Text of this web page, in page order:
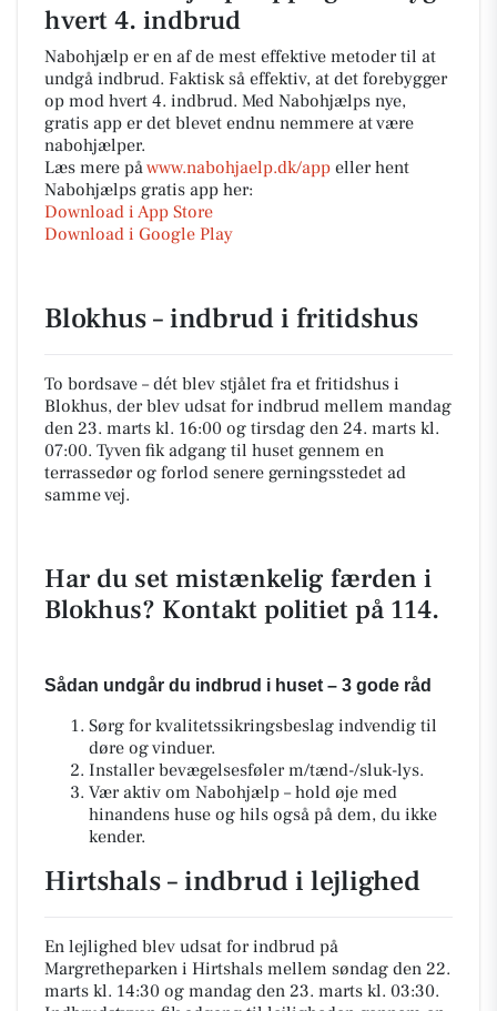
hvert 4. indbrud
Nabohjælp er en af de mest effektive metoder til at
undgå indbrud. Faktisk så effektiv, at det forebygger
op mod hvert 4. indbrud. Med Nabohjælps nye,
gratis app er det blevet endnu nemmere at være
nabohjælper.
Læs mere påwww.nabohjaelp.dk/app eller hent
Nabohjælps gratis app her:
Download i App Store
Download i Google Play
Blokhus – indbrud i fritidshus
To bordsave – dét blev stjålet fra et fritidshus i
Blokhus, der blev udsat for indbrud mellem mandag
den 23. marts kl. 16:00 og tirsdag den 24. marts kl.
07:00. Tyven fik adgang til huset gennem en
terrassedør og forlod senere gerningsstedet ad
samme vej.
Har du set mistænkelig færden i
Blokhus? Kontakt politiet på 114.
Sådan undgår du indbrud i huset – 3 gode råd
Sørg for kvalitetssikringsbeslag indvendig til
døre og vinduer.
Installer bevægelsesføler m/tænd-/sluk-lys.
Vær aktiv om Nabohjælp – hold øje med
hinandens huse og hils også på dem, du ikke
kender.
Hirtshals – indbrud i lejlighed
En lejlighed blev udsat for indbrud på
Margretheparken i Hirtshals mellem søndag den 22.
marts kl. 14:30 og mandag den 23. marts kl. 03:30.